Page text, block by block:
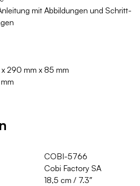
mit Abbildungen und Schritt-
290 mm x 85 mm
COBI-5766
Cobi Factory SA
18,5 cm / 7.3″